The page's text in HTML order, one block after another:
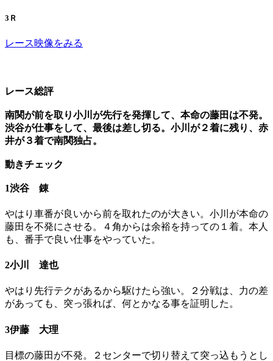
3Ｒ
レース映像をみる
レース総評
南関が前を取り小川が先行を発揮して、本命の藤田は不発。
渋谷が仕事をして、最後は差し切る。小川が２着に残り、赤
井が３着で南関独占。
動きチェック
1渋谷 錬
やはり車番が良いから前を取れたのが大きい。小川が本命の
藤田を不発にさせる。４角からは余裕を持っての１着。本人
も、番手で良い仕事をやっていた。
2小川 達也
やはり先行テクがあるから駆けたら強い。２分戦は、力の差
があっても、突っ張れば、何とかなる事を証明した。
3伊藤 大理
目標の藤田が不発。２センターで切り替えて突っ込もうとし